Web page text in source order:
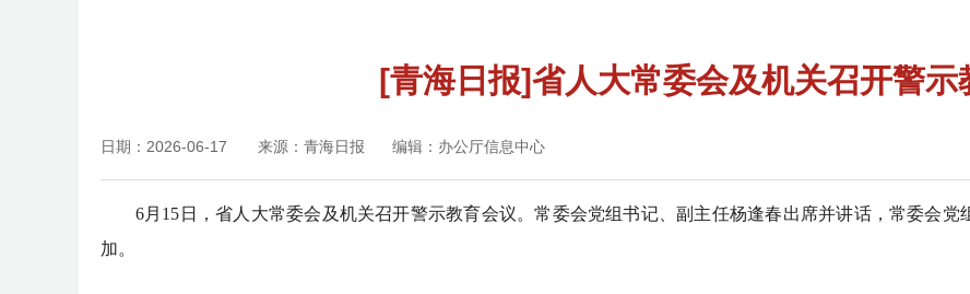
[青海日报]省人大常委会及机关召开警示
日期：2026-06-17 来源：青海日报 编辑：办公厅信息中心
6月15日，省人大常委会及机关召开警示教育会议。常委会党组书记、副主任杨逢春出席并讲话，常委会
加。